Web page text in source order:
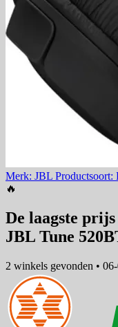
Merk: JBL Productsoort:
🔥
De laagste
JBL Tune
2 winkels gevonden •